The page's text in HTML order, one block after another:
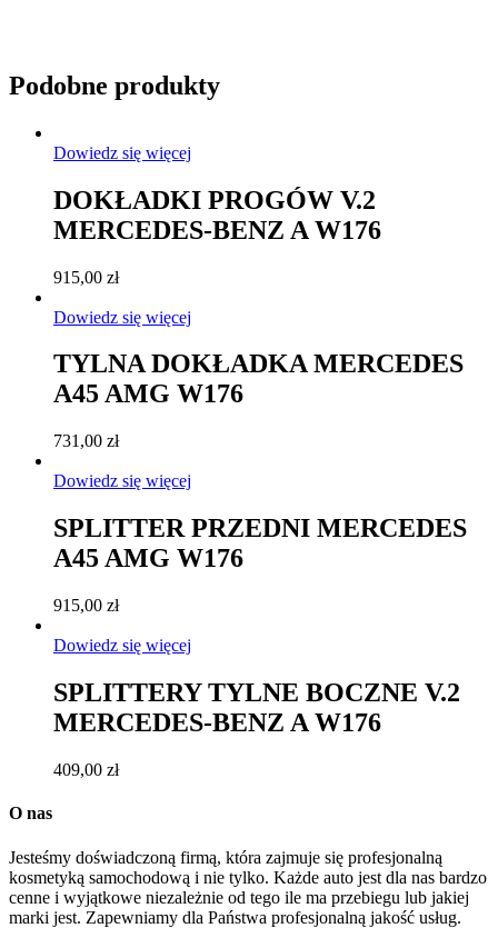
Podobne produkty
Dowiedz się więcej
DOKŁADKI PROGÓW V.2
MERCEDES-BENZ A W176
915,00 zł
Dowiedz się więcej
TYLNA DOKŁADKA MERCEDES
A45 AMG W176
731,00 zł
Dowiedz się więcej
SPLITTER PRZEDNI MERCEDES
A45 AMG W176
915,00 zł
Dowiedz się więcej
SPLITTERY TYLNE BOCZNE V.2
MERCEDES-BENZ A W176
409,00 zł
O nas
Jesteśmy doświadczoną firmą, która zajmuje się profesjonalną
kosmetyką samochodową i nie tylko. Każde auto jest dla nas bardzo
cenne i wyjątkowe niezależnie od tego ile ma przebiegu lub jakiej
marki jest. Zapewniamy dla Państwa profesjonalną jakość usług.